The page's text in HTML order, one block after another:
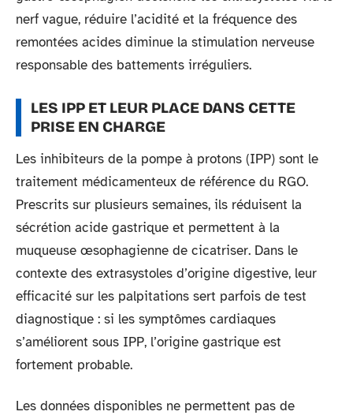
nerf vague, réduire l’acidité et la fréquence des
remontées acides diminue la stimulation nerveuse
responsable des battements irréguliers.
LES IPP ET LEUR PLACE DANS CETTE
PRISE EN CHARGE
Les inhibiteurs de la pompe à protons (IPP) sont le
traitement médicamenteux de référence du RGO.
Prescrits sur plusieurs semaines, ils réduisent la
sécrétion acide gastrique et permettent à la
muqueuse œsophagienne de cicatriser. Dans le
contexte des extrasystoles d’origine digestive, leur
efficacité sur les palpitations sert parfois de test
diagnostique : si les symptômes cardiaques
s’améliorent sous IPP, l’origine gastrique est
fortement probable.
Les données disponibles ne permettent pas de